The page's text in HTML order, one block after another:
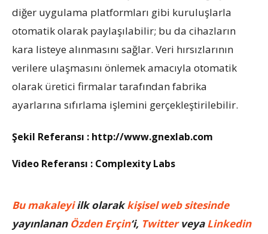
diğer uygulama platformları gibi kuruluşlarla
otomatik olarak paylaşılabilir; bu da cihazların
kara listeye alınmasını sağlar. Veri hırsızlarının
verilere ulaşmasını önlemek amacıyla otomatik
olarak üretici firmalar tarafından fabrika
ayarlarına sıfırlama işlemini gerçekleştirilebilir.
Şekil Referansı : http://www.gnexlab.com
Video Referansı : Complexity Labs
Bu makaleyiilk olarakkişisel web sitesinde
yayınlanan Özden Erçin‘i, TwitterveyaLinkedin